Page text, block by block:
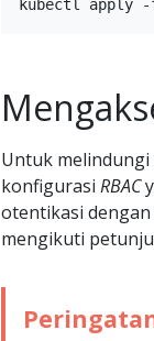
Untuk
konfigurasi RBAC
otentikasi dengan
mengikuti